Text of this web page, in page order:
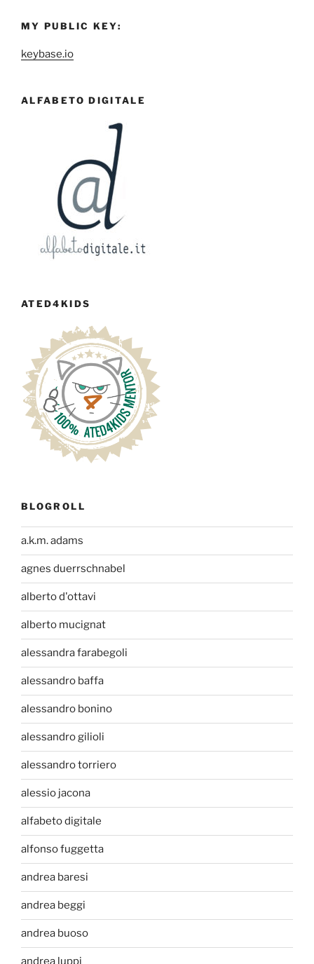
MY PUBLIC KEY:
keybase.io
ALFABETO DIGITALE
ATED4KIDS
BLOGROLL
a.k.m. adams
agnes duerrschnabel
alberto d'ottavi
alberto mucignat
alessandra farabegoli
alessandro baffa
alessandro bonino
alessandro gilioli
alessandro torriero
alessio jacona
alfabeto digitale
alfonso fuggetta
andrea baresi
andrea beggi
andrea buoso
andrea luppi